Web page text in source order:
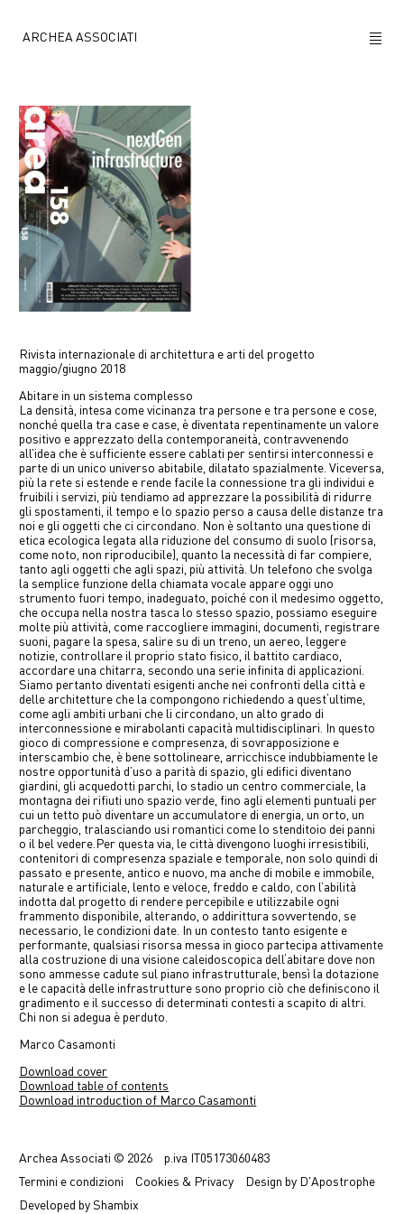
ARCHEA ASSOCIATI
PROGETTI
POLICY
中文
EN
Rivista internazionale di architettura e arti del progetto
maggio/giugno 2018
Abitare in un sistema complesso
La densità, intesa come vicinanza tra persone e tra persone e cose,
nonché quella tra case e case, è diventata repentinamente un valore
positivo e apprezzato della contemporaneità, contravvenendo
all’idea che è sufficiente essere cablati per sentirsi interconnessi e
parte di un unico universo abitabile, dilatato spazialmente. Viceversa,
più la rete si estende e rende facile la connessione tra gli individui e
fruibili i servizi, più tendiamo ad apprezzare la possibilità di ridurre
gli spostamenti, il tempo e lo spazio perso a causa delle distanze tra
noi e gli oggetti che ci circondano. Non è soltanto una questione di
etica ecologica legata alla riduzione del consumo di suolo (risorsa,
come noto, non riproducibile), quanto la necessità di far compiere,
tanto agli oggetti che agli spazi, più attività. Un telefono che svolga
la semplice funzione della chiamata vocale appare oggi uno
strumento fuori tempo, inadeguato, poiché con il medesimo oggetto,
che occupa nella nostra tasca lo stesso spazio, possiamo eseguire
molte più attività, come raccogliere immagini, documenti, registrare
suoni, pagare la spesa, salire su di un treno, un aereo, leggere
notizie, controllare il proprio stato fisico, il battito cardiaco,
accordare una chitarra, secondo una serie infinita di applicazioni.
Siamo pertanto diventati esigenti anche nei confronti della città e
delle architetture che la compongono richiedendo a quest‘ultime,
come agli ambiti urbani che li circondano, un alto grado di
interconnessione e mirabolanti capacità multidisciplinari. In questo
gioco di compressione e compresenza, di sovrapposizione e
interscambio che, è bene sottolineare, arricchisce indubbiamente le
nostre opportunità d’uso a parità di spazio, gli edifici diventano
giardini, gli acquedotti parchi, lo stadio un centro commerciale, la
montagna dei rifiuti uno spazio verde, fino agli elementi puntuali per
cui un tetto può diventare un accumulatore di energia, un orto, un
parcheggio, tralasciando usi romantici come lo stenditoio dei panni
o il bel vedere.Per questa via, le città divengono luoghi irresistibili,
contenitori di compresenza spaziale e temporale, non solo quindi di
passato e presente, antico e nuovo, ma anche di mobile e immobile,
naturale e artificiale, lento e veloce, freddo e caldo, con l’abilità
indotta dal progetto di rendere percepibile e utilizzabile ogni
frammento disponibile, alterando, o addirittura sovvertendo, se
necessario, le condizioni date. In un contesto tanto esigente e
performante, qualsiasi risorsa messa in gioco partecipa attivamente
alla costruzione di una visione caleidoscopica dell‘abitare dove non
sono ammesse cadute sul piano infrastrutturale, bensì la dotazione
e le capacità delle infrastrutture sono proprio ciò che definiscono il
gradimento e il successo di determinati contesti a scapito di altri.
Chi non si adegua è perduto.
Marco Casamonti
Download cover
Download table of contents
Download introduction of Marco Casamonti
Archea Associati © 2026
p.iva IT05173060483
Termini e condizioni Cookies & Privacy Design by D'Apostrophe
Developed byShambix